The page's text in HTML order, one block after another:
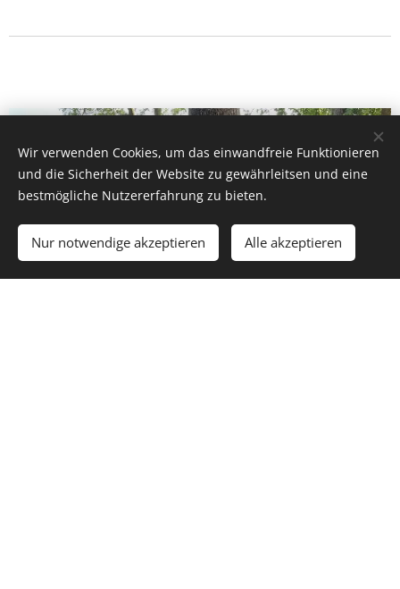
Wir verwenden Cookies, um das einwandfreie Funktionieren
und die Sicherheit der Website zu gewährleitsen und eine
bestmögliche Nutzererfahrung zu bieten.
Nur notwendige akzeptieren Alle akzeptieren